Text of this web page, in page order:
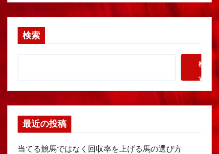
検索
検
索
最近の投稿
当てる競馬ではなく回収率を上げる馬の選び方